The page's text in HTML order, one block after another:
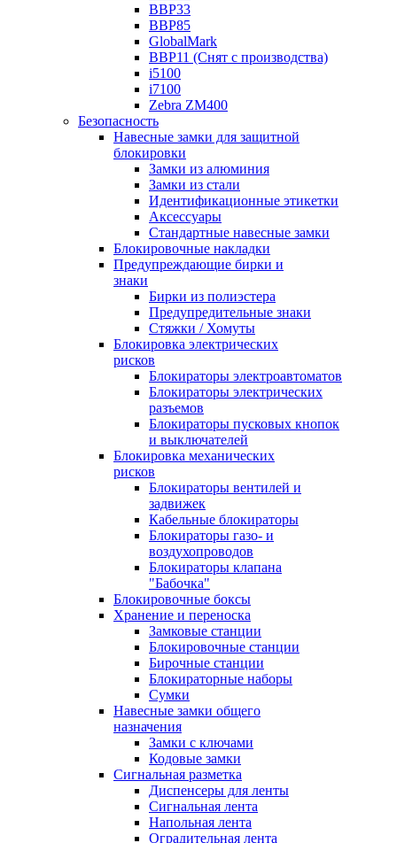
BBP33
BBP85
GlobalMark
BBP11 (Снят с производства)
i5100
i7100
Zebra ZM400
Безопасность
Навесные замки для защитной
блокировки
Замки из алюминия
Замки из стали
Идентификационные этикетки
Аксессуары
Стандартные навесные замки
Блокировочные накладки
Предупреждающие бирки и
знаки
Бирки из полиэстера
Предупредительные знаки
Стяжки / Хомуты
Блокировка электрических
рисков
Блокираторы электроавтоматов
Блокираторы электрических
разъемов
Блокираторы пусковых кнопок
и выключателей
Блокировка механических
рисков
Блокираторы вентилей и
задвижек
Кабельные блокираторы
Блокираторы газо- и
воздухопроводов
Блокираторы клапана
"Бабочка"
Блокировочные боксы
Хранение и переноска
Замковые станции
Блокировочные станции
Бирочные станции
Блокираторные наборы
Сумки
Навесные замки общего
назначения
Замки с ключами
Кодовые замки
Сигнальная разметка
Диспенсеры для ленты
Сигнальная лента
Напольная лента
Оградительная лента